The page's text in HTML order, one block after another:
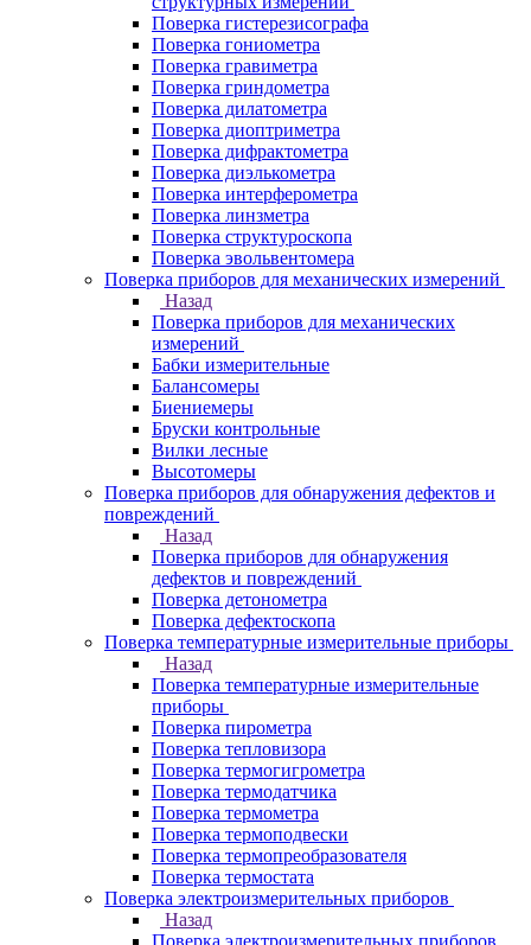
Поверка гистерезисографа
Поверка гониометра
Поверка гравиметра
Поверка гриндометра
Поверка дилатометра
Поверка диоптриметра
Поверка дифрактометра
Поверка диэлькометра
Поверка интерферометра
Поверка линзметра
Поверка структуроскопа
Поверка эвольвентомера
Поверка приборов для механических измерений
Назад
Поверка приборов для механических
измерений
Бабки измерительные
Балансомеры
Биениемеры
Бруски контрольные
Вилки лесные
Высотомеры
Поверка приборов для обнаружения дефектов и
повреждений
Назад
Поверка приборов для обнаружения
дефектов и повреждений
Поверка детонометра
Поверка дефектоскопа
Поверка температурные измерительные приборы
Назад
Поверка температурные измерительные
приборы
Поверка пирометра
Поверка тепловизора
Поверка термогигрометра
Поверка термодатчика
Поверка термометра
Поверка термоподвески
Поверка термопреобразователя
Поверка термостата
Поверка электроизмерительных приборов
Назад
Поверка электроизмерительных приборов